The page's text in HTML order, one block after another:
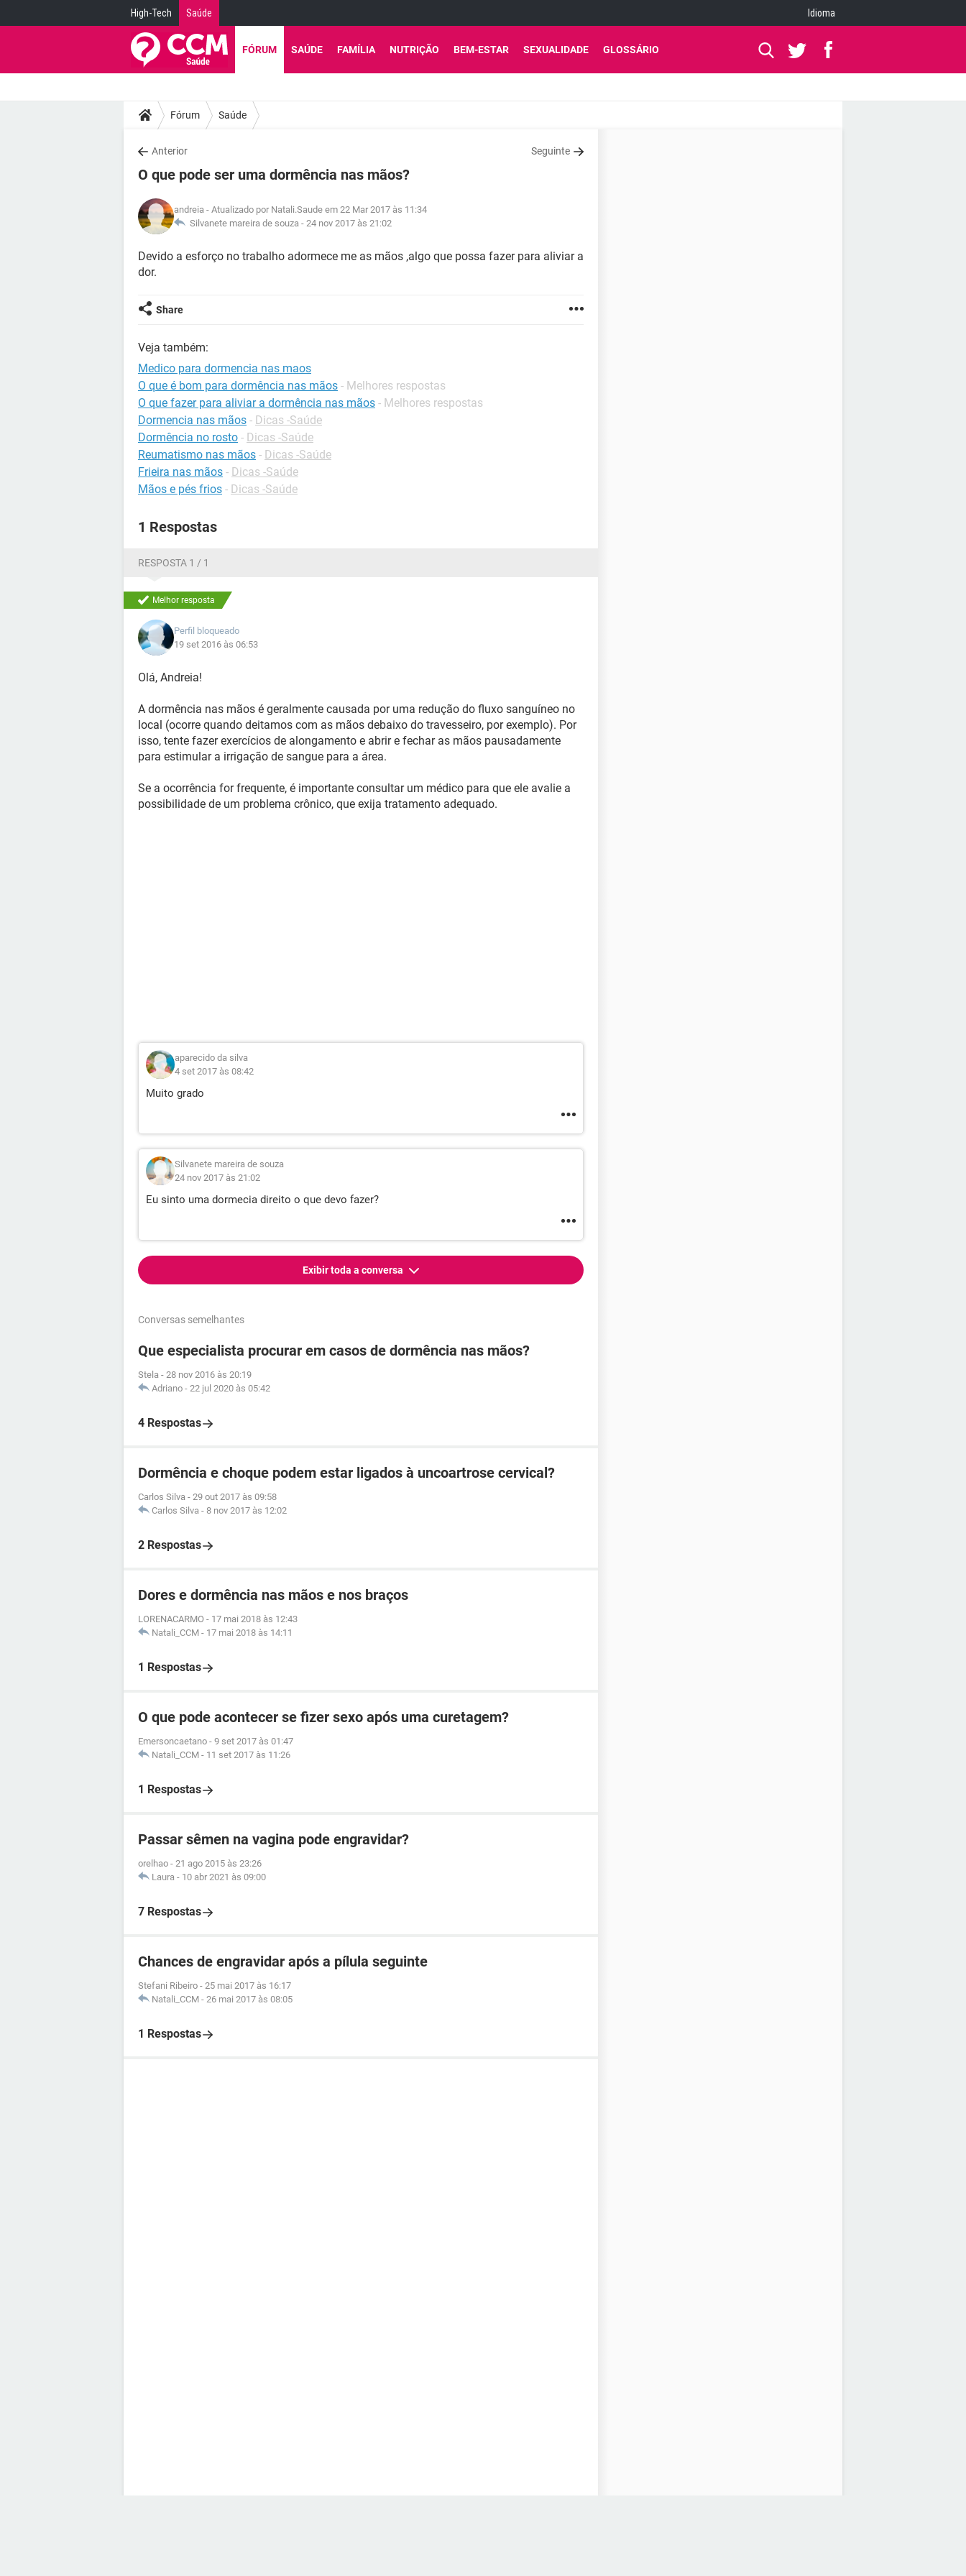
High-Tech Saúde Idioma
FÓRUM SAÚDE FAMÍLIA NUTRIÇÃO BEM-ESTAR SEXUALIDADE GLOSSÁRIO
Fórum Saúde
Anterior Seguinte
O que pode ser uma dormência nas mãos?
andreia - Atualizado por Natali.Saude em 22 Mar 2017 às 11:34
Silvanete mareira de souza - 24 nov 2017 às 21:02
Devido a esforço no trabalho adormece me as mãos ,algo que possa fazer para aliviar a
dor.
Share
Veja também:
Medico para dormencia nas maos
O que é bom para dormência nas mãos - Melhores respostas
O que fazer para aliviar a dormência nas mãos - Melhores respostas
Dormencia nas mãos - Dicas -Saúde
Dormência no rosto - Dicas -Saúde
Reumatismo nas mãos - Dicas -Saúde
Frieira nas mãos - Dicas -Saúde
Mãos e pés frios - Dicas -Saúde
1 Respostas
RESPOSTA 1 / 1
Melhor resposta
Perfil bloqueado
19 set 2016 às 06:53
Olá, Andreia!
A dormência nas mãos é geralmente causada por uma redução do fluxo sanguíneo no
local (ocorre quando deitamos com as mãos debaixo do travesseiro, por exemplo). Por
isso, tente fazer exercícios de alongamento e abrir e fechar as mãos pausadamente
para estimular a irrigação de sangue para a área.
Se a ocorrência for frequente, é importante consultar um médico para que ele avalie a
possibilidade de um problema crônico, que exija tratamento adequado.
aparecido da silva
4 set 2017 às 08:42
Muito grado
Silvanete mareira de souza
24 nov 2017 às 21:02
Eu sinto uma dormecia direito o que devo fazer?
Exibir toda a conversa
Conversas semelhantes
Que especialista procurar em casos de dormência nas mãos?
Stela - 28 nov 2016 às 20:19
Adriano - 22 jul 2020 às 05:42
4 Respostas
Dormência e choque podem estar ligados à uncoartrose cervical?
Carlos Silva - 29 out 2017 às 09:58
Carlos Silva - 8 nov 2017 às 12:02
2 Respostas
Dores e dormência nas mãos e nos braços
LORENACARMO - 17 mai 2018 às 12:43
Natali_CCM - 17 mai 2018 às 14:11
1 Respostas
O que pode acontecer se fizer sexo após uma curetagem?
Emersoncaetano - 9 set 2017 às 01:47
Natali_CCM - 11 set 2017 às 11:26
1 Respostas
Passar sêmen na vagina pode engravidar?
orelhao - 21 ago 2015 às 23:26
Laura - 10 abr 2021 às 09:00
7 Respostas
Chances de engravidar após a pílula seguinte
Stefani Ribeiro - 25 mai 2017 às 16:17
Natali_CCM - 26 mai 2017 às 08:05
1 Respostas